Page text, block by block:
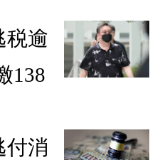
税逾
138
付消